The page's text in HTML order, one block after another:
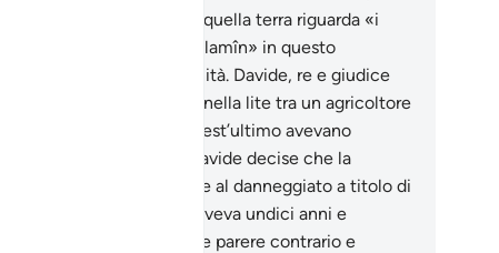
la pienezza) di quella terra riguarda «i
(è il significato di «‘âlamîn» in questo
cioè l’intera umanità. Davide, re e giudice
Figli di Israele, giudicava nella lite tra un agricoltore
pastore. I montoni di quest’ultimo avevano
una coltivazione. Davide decise che la
del gregge passasse al danneggiato a titolo di
Salomone, che aveva undici anni e
al giudizio, espresse parere contrario e